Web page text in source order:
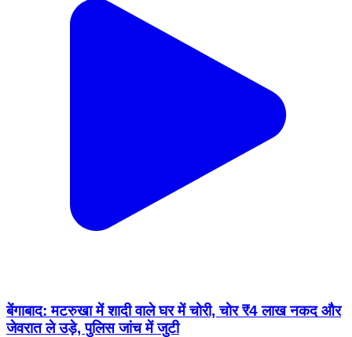
बेंगाबाद: मटरुखा में शादी वाले घर में चोरी, चोर ₹4 लाख नकद और
जेवरात ले उड़े, पुलिस जांच में जुटी